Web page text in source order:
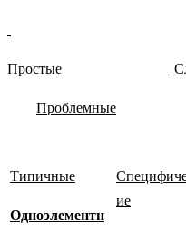
Простые
Проблемные
Типичные
Одноэлементн
ие